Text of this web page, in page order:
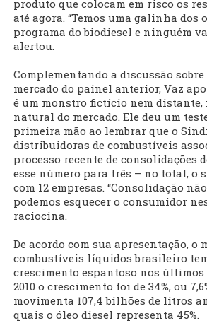
produto que colocam em risco os
até agora. “Temos uma galinha dos
programa do biodiesel e ninguém
alertou.
Complementando a discussão
mercado do painel anterior, Vaz
é um monstro fictício nem distante,
natural do mercado. Ele deu um
primeira mão ao lembrar que o
distribuidoras de combustíveis
processo recente de consolidações
esse número para três – no total, o
com 12 empresas. “Consolidação
podemos esquecer o consumidor
raciocina.
De acordo com sua apresentação, o
combustíveis líquidos brasileiro
crescimento espantoso nos últimos
2010 o crescimento foi de 34%, ou
movimenta 107,4 bilhões de litros
quais o óleo diesel representa 45%.